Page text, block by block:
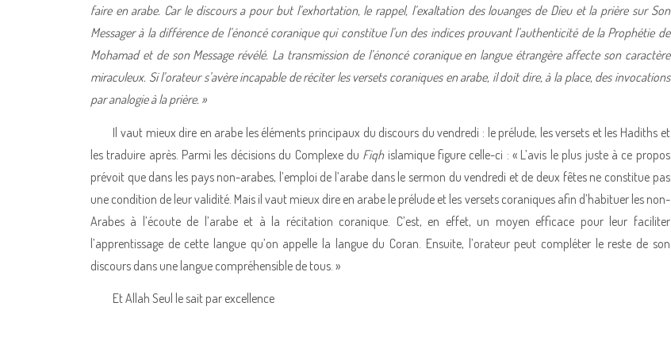
faire en arabe. Car le discours a pour but l’exhortation, le rappel, l’exaltation des louanges de Dieu et la prière sur Son
Messager à la différence de l’énoncé coranique qui constitue l’un des indices prouvant l’authenticité de la Prophétie de
Mohamad et de son Message révélé. La transmission de l’énoncé coranique en langue étrangère affecte son caractère
miraculeux. Si l’orateur s’avère incapable de réciter les versets coraniques en arabe, il doit dire, à la place, des invocations
par analogie à la prière. »
Il vaut mieux dire en arabe les éléments principaux du discours du vendredi : le prélude, les versets et les Hadiths et
les traduire après. Parmi les décisions du Complexe du Fiqhislamique figure celle-ci : « L’avis le plus juste à ce propos
prévoit que dans les pays non-arabes, l’emploi de l’arabe dans le sermon du vendredi et de deux fêtes ne constitue pas
une condition de leur validité. Mais il vaut mieux dire en arabe le prélude et les versets coraniques afin d’habituer les non-
Arabes à l’écoute de l’arabe et à la récitation coranique. C’est, en effet, un moyen efficace pour leur faciliter
l’apprentissage de cette langue qu’on appelle la langue du Coran. Ensuite, l’orateur peut compléter le reste de son
discours dans une langue compréhensible de tous. »
Et Allah Seul le sait par excellence